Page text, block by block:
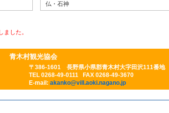
仏・石神
した。
青木村観光協会
〒386-1601 長野県小県郡青木村大字田沢111番地
TEL 0268-49-0111 FAX 0268-49-3670
E-mail: akanko@vill.aoki.nagano.jp